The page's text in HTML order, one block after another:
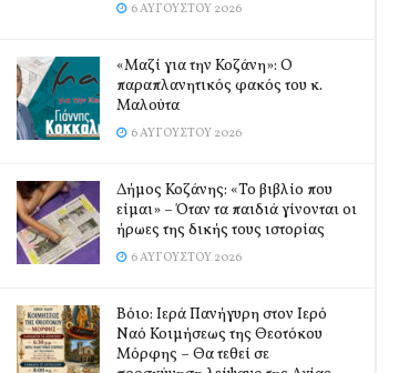
6 ΑΥΓΟΎΣΤΟΥ 2026
«Μαζί για την Κοζάνη»: Ο
παραπλανητικός φακός του κ.
Μαλούτα
6 ΑΥΓΟΎΣΤΟΥ 2026
Δήμος Κοζάνης: «Το βιβλίο που
είμαι» – Όταν τα παιδιά γίνονται οι
ήρωες της δικής τους ιστορίας
6 ΑΥΓΟΎΣΤΟΥ 2026
Βόιο: Ιερά Πανήγυρη στον Ιερό
Ναό Κοιμήσεως της Θεοτόκου
Μόρφης – Θα τεθεί σε